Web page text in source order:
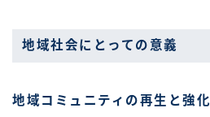
地域社会にとっての意義
地域コミュニティの再生と強化